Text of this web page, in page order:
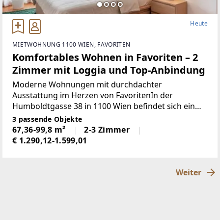
Heute
MIETWOHNUNG 1100 WIEN, FAVORITEN
Komfortables Wohnen in Favoriten – 2
Zimmer mit Loggia und Top-Anbindung
Moderne Wohnungen mit durchdachter
Ausstattung im Herzen von FavoritenIn der
Humboldtgasse 38 in 1100 Wien befindet sich ein
gepflegtes Wohnhaus mit großzügig gestalteten
Wohnungen, das urbanes Wohnen mit einem
angenehmen Maß an Komfort verbindet.
3 passende Objekte
67,36-99,8 m²
2-3 Zimmer
€ 1.290,12-1.599,01
Weiter